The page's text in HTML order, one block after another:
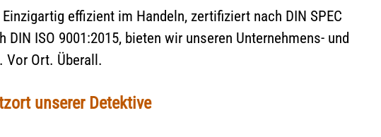
effizient im Handeln, zertifiziert nach DIN SPEC
ISO 9001:2015, bieten wir unseren Unternehmens- und
Vor Ort. Überall.
unserer Detektive